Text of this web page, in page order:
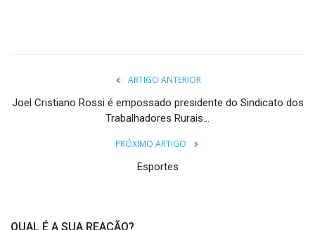
ARTIGO ANTERIOR
Joel Cristiano Rossi é empossado presidente do Sindicato dos
Trabalhadores Rurais...
PRÓXIMO ARTIGO
Esportes
QUAL É A SUA REAÇÃO?